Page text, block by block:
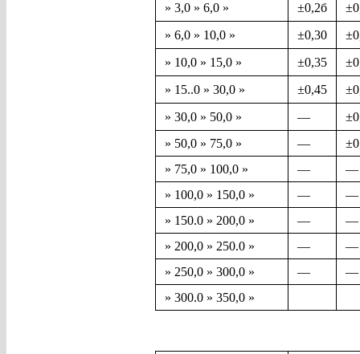
» 3,0 » 6,0 » ±0,2б
» 6,0 » 10,0 »
±0,30
» 10,0 » 15,0 »
±0,35
» 15..0 » 30,0 »
±0,45
» 30,0 » 50,0 »
—
» 50,0 » 75,0 »
—
» 75,0 » 100,0 »
—
—
» 100,0 » 150,0 »
—
—
» 150.0 » 200,0 »
—
—
» 200,0 » 250.0 »
—
—
» 250,0 » 300,0 »
—
—
» 300.0 » 350,0 »